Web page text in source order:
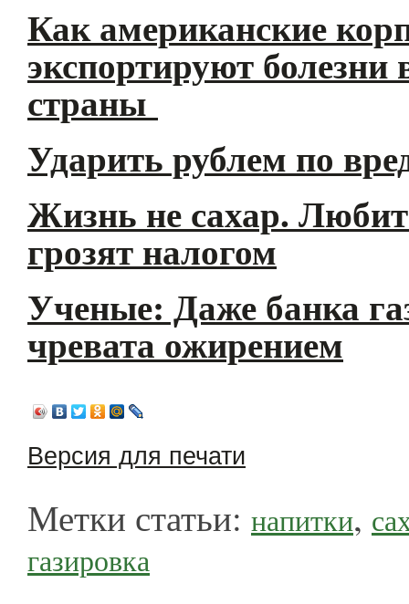
Как американские
экспортируют болезни
страны
Ударить рублем по
Жизнь не сахар.
грозят налогом
Ученые: Даже банка
чревата ожирением
Версия для печати
Метки статьи: напитки,
газировка